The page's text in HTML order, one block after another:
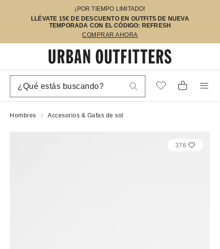
¡POR TIEMPO LIMITADO!
LLÉVATE 15€ DE DESCUENTO EN OUTFITS DE NUEVA
TEMPORADA CON EL CÓDIGO: REFRESH
COMPRAR AHORA
Hombres Accesorios & Gafas de sol
378